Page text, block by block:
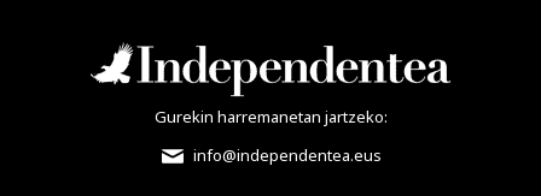
Gurekin harremanetan jartzeko:
info@independentea.eus